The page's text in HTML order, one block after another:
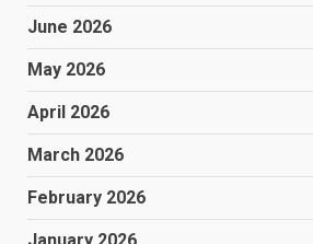
June 2026
May 2026
April 2026
March 2026
February 2026
January 2026